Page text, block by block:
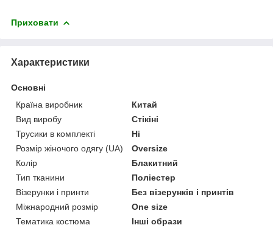
Приховати
Характеристики
Основні
Країна виробник
Китай
Вид виробу
Стікіні
Трусики в комплекті
Ні
Розмір жіночого одягу (UA)
Oversize
Колір
Блакитний
Тип тканини
Поліестер
Візерунки і принти
Без візерунків і принтів
Міжнародний розмір
One size
Тематика костюма
Інші образи